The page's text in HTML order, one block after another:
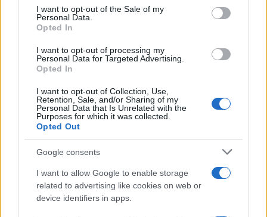
consent section.
I want to opt-out of the Sale of my
Personal Data.
Opted In
I want to opt-out of processing my
Personal Data for Targeted Advertising.
Opted In
I want to opt-out of Collection, Use,
Retention, Sale, and/or Sharing of my
Personal Data that Is Unrelated with the
Purposes for which it was collected.
Opted Out
Google consents
I want to allow Google to enable storage
related to advertising like cookies on web or
device identifiers in apps.
támogatóival ellentétben – egy
szárazföldi hatalom, amely csupán
meglehetősen szerény tengerészeti
babérokkal büszkélkedhet.
Ezek mind vitathatatlan és kőkemény előnyök
amiket beszoroz úgy Ukrajna mint a NATO
nagystratégiai szintű motivációja, hogy
magáénak tudja a Fekete-tenger Máltáját.
Miért olyan fontos a Kígyó-sziget,
mind az oroszoknak, mind az